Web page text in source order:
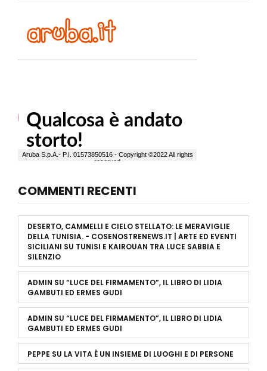
COMMENTI RECENTI
DESERTO, CAMMELLI E CIELO STELLATO: LE MERAVIGLIE
DELLA TUNISIA. - COSENOSTRENEWS.IT | ARTE ED EVENTI
SICILIANI SU TUNISI E KAIROUAN TRA LUCE SABBIA E
SILENZIO
ADMIN SU “LUCE DEL FIRMAMENTO”, IL LIBRO DI LIDIA
GAMBUTI ED ERMES GUDI
ADMIN SU “LUCE DEL FIRMAMENTO”, IL LIBRO DI LIDIA
GAMBUTI ED ERMES GUDI
PEPPE SU LA VITA È UN INSIEME DI LUOGHI E DI PERSONE